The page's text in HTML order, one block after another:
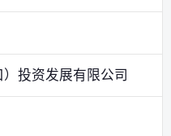
投资发展有限公司